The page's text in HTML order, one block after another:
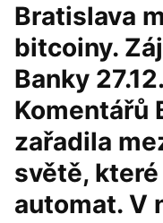
Bratislava
bitcoiny.
Banky
Komentářů
zařadila
světě,
automat. V